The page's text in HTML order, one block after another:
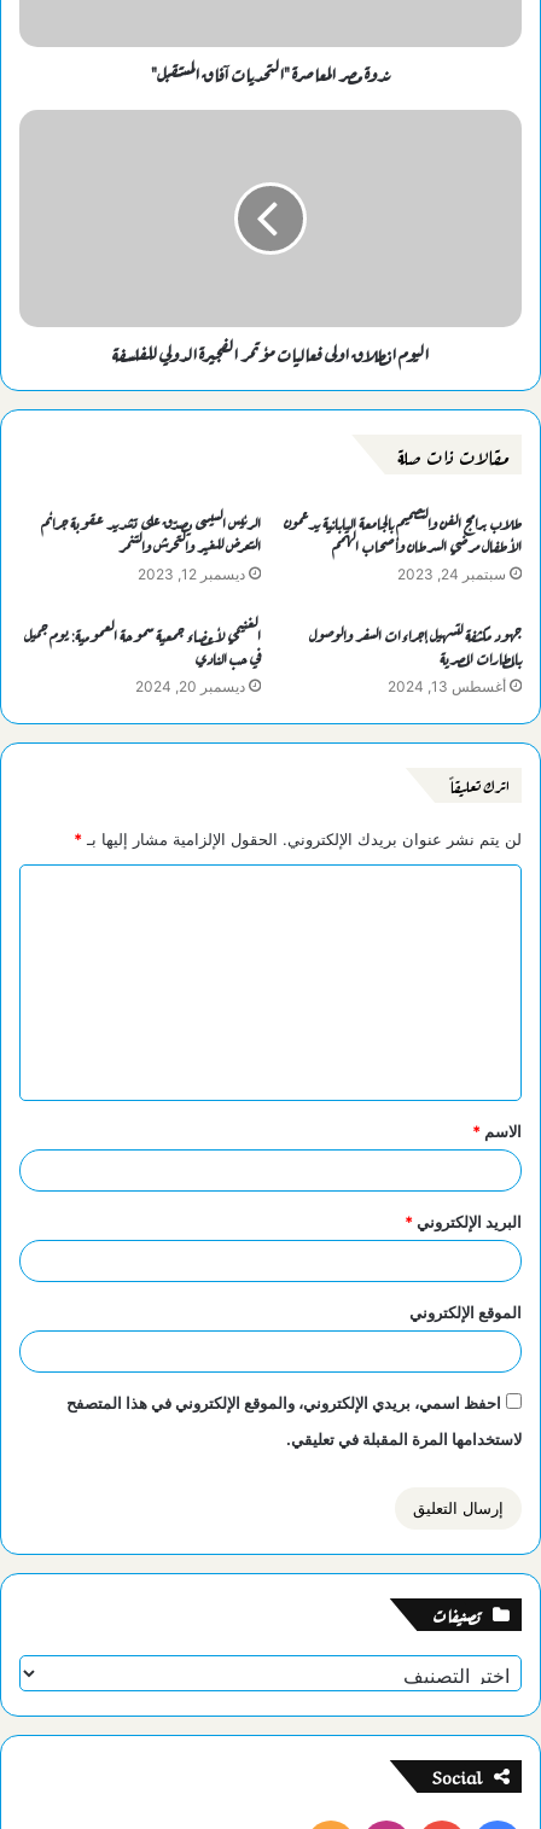
ندوة مصر المعاصرة "التحديات آفاق المستقبل"
اليوم انطلاق اولى فعاليات مؤتمر الفجيرة الدولي للفلسفة
مقالات ذات صلة
طلاب برامج الفن والتصميم بالجامعة اليابانية يدعمون
الأطفال مرضي السرطان وأصحاب الهمم
سبتمبر 24, 2023
الرئيس السيسى يصدّق على تشديد عقوبة جرائم
التعرض للغير والتحرش والتنمر
ديسمبر 12, 2023
جهود مكثفة لتسهيل إجراءات السفر والوصول
بالمطارات المصرية
أغسطس 13, 2024
الغنيمي لأعضاء جمعية سموحة العمومية: يوم جميل
في حب النادي
ديسمبر 20, 2024
اترك تعليقاً
لن يتم نشر عنوان بريدك الإلكتروني. الحقول الإلزامية مشار إليها بـ *
ق
*
الاسم *
البريد الإلكتروني*
الموقع الإلكتروني
احفظ اسمي، بريدي الإلكتروني، والموقع الإلكتروني في هذا المتصفح
لاستخدامها المرة المقبلة في تعليقي.
تصنيفات
تصنيفات
Social